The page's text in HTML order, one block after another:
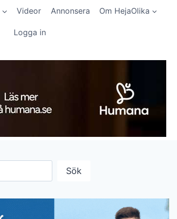
Videor Annonsera Om HejaOlika
Logga in
Sök